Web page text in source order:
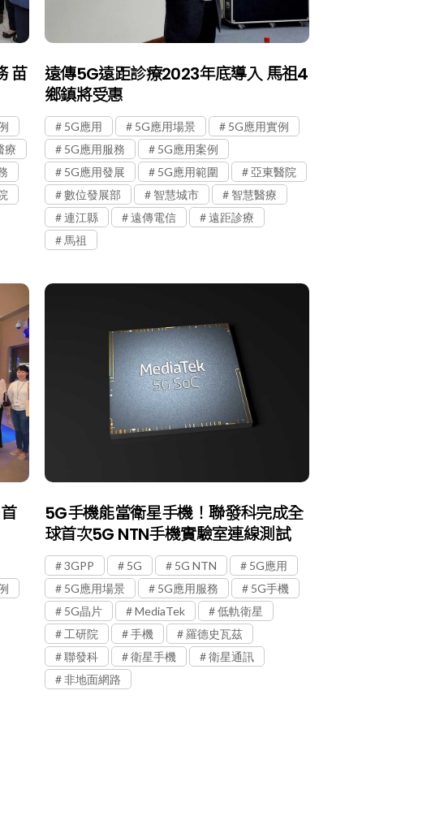
苗
療
遠傳5G遠距診療2023年底導入 馬祖4
鄉鎮將受惠
5G應用 5G應用場景
5G應用實例
5G應用服務
5G應用案例
5G應用發展
5G應用範圍
亞東醫院
數位發展部
智慧城市
智慧醫療
連江縣
遠傳電信
遠距診療
馬祖
5G手機能當衛星手機！聯發科完成全
球首次5G NTN手機實驗室連線測試
3GPP 5G 5G NTN
5G應用
5G應用場景
5G應用服務
5G手機
5G晶片
MediaTek
低軌衛星
工研院
手機
羅德史瓦茲
聯發科
衛星手機
衛星通訊
非地面網路